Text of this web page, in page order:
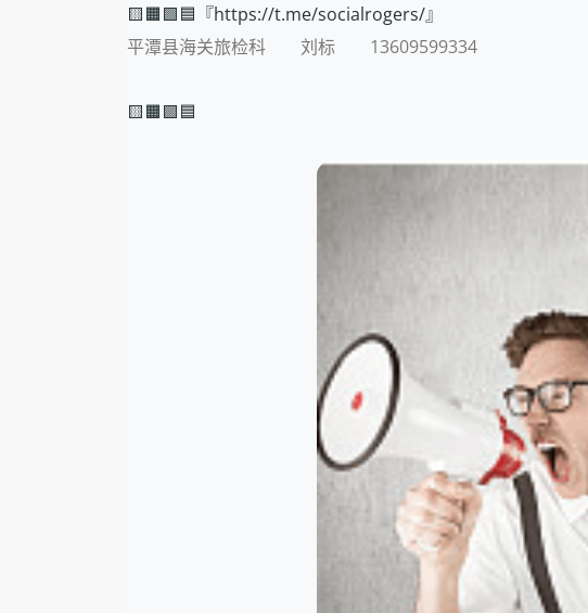
🟨🟧🟩🟦『https://t.me/socialrogers/』
平潭县海关旅检科 刘标 13609599334
🟨🟧🟩🟦